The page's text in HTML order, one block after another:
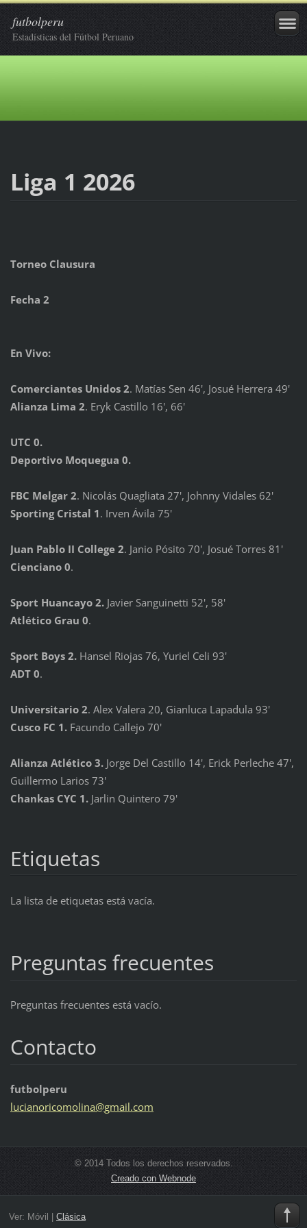
futbolperu
Estadísticas del Fútbol Peruano
Liga 1 2026
Torneo Clausura
Fecha 2
En Vivo:
Comerciantes Unidos 2. Matías Sen 46', Josué Herrera 49'
Alianza Lima 2. Eryk Castillo 16', 66'
UTC 0.
Deportivo Moquegua 0.
FBC Melgar 2. Nicolás Quagliata 27', Johnny Vidales 62'
Sporting Cristal 1. Irven Ávila 75'
Juan Pablo II College 2. Janio Pósito 70', Josué Torres 81'
Cienciano 0.
Sport Huancayo 2.Javier Sanguinetti 52', 58'
Atlético Grau 0.
Sport Boys 2.Hansel Riojas 76, Yuriel Celi 93'
ADT 0.
Universitario 2. Alex Valera 20, Gianluca Lapadula 93'
Cusco FC 1.Facundo Callejo 70'
Alianza Atlético 3.Jorge Del Castillo 14', Erick Perleche 47',
Guillermo Larios 73'
Chankas CYC 1. Jarlin Quintero 79'
Etiquetas
La lista de etiquetas está vacía.
Preguntas frecuentes
Preguntas frecuentes está vacío.
Contacto
futbolperu
lucianoricomolina@gmail.com
© 2014 Todos los derechos reservados.
Creado con Webnode
Ver: Móvil Clásica